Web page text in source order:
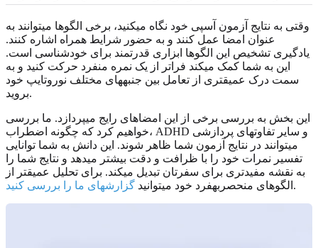
وقتی به نتایج آزمون آسپی خود نگاه میکنید، برخی الگوها میتوانند به
عنوان امضا عمل کنند و به حضور شرایط همراه اشاره کنند.
یادگیری تشخیص این الگوها ابزاری قدرتمند برای خودشناسی است.
این به شما کمک میکند فراتر از یک نمره منفرد حرکت کنید و به
سمت درک عمیقتری از تعامل بین جنبههای مختلف نوروتایپ خود
بروید.
این بخش به بررسی برخی از این امضاهای رایج میپردازد. ما بررسی
خواهیم کرد که چگونه اضطراب، ADHD و سایر تفاوتهای پردازشی
میتوانند در نتایج آزمون شما ظاهر شوند. این دانش به شما توانایی
تفسیر نمرات خود را با ظرافت و دقت بیشتر میدهد و نتایج شما را
به نقشه مفیدتری برای سفرتان تبدیل میکند. برای تحلیل عمیقتر از
الگوهای منحصربهفرد خود میتوانید گزارشهای ما را بررسی کنید .